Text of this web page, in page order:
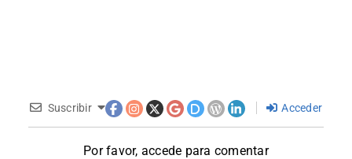
Suscribir Acceder
Por favor, accede para comentar